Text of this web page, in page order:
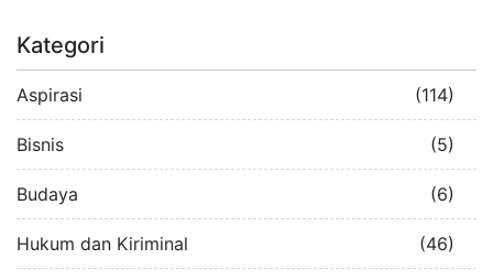
Kategori
Aspirasi (114)
Bisnis (5)
Budaya (6)
Hukum dan Kiriminal (46)